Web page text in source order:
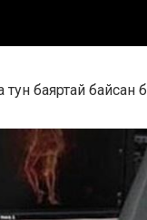
тун баяртай байсан